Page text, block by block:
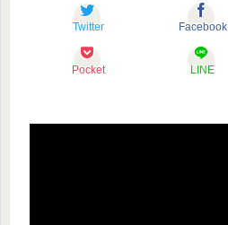
Twitter Facebook
Pocket LINE